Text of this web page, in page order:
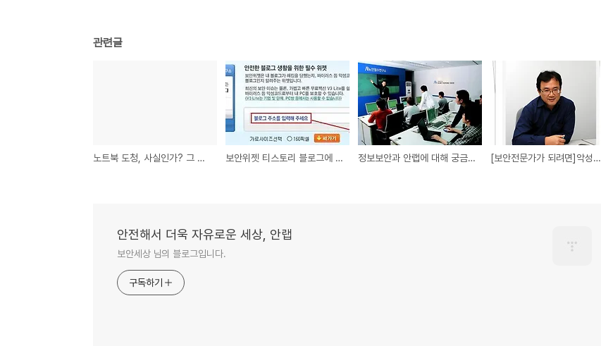
관련글
노트북 도청, 사실인가? 그 대책은? 보안위젯 티스토리 블로그에 설치하는 방법 정보보안과 안랩에 대해 궁금한 점 11가지 [보안전문가가 되려면]악성코드 분석가 "맨 땅에 헤딩" 정신 필요
안전해서 더욱 자유로운 세상, 안랩
보안세상 님의 블로그입니다.
구독하기